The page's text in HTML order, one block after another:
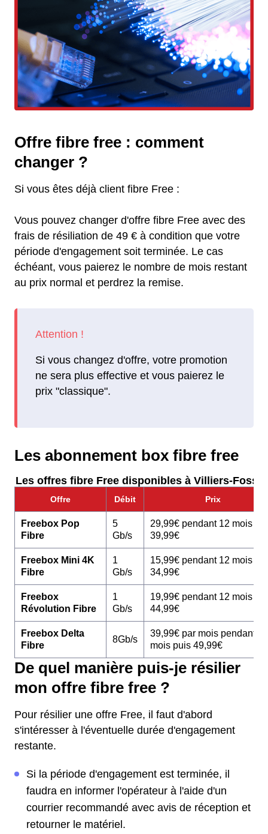
Offre fibre free : comment
changer ?
Si vous êtes déjà client fibre Free :
Vous pouvez changer d'offre fibre Free avec des
frais de résiliation de 49 € à condition que votre
période d'engagement soit terminée. Le cas
échéant, vous paierez le nombre de mois restant
au prix normal et perdrez la remise.
Si vous changez d'offre, votre promotion
ne sera plus effective et vous paierez le
prix "classique".
Les abonnement box fibre free
Les offres fibre Free disponibles à Villiers-
Offre Débit Prix
Freebox Pop
Fibre
5
Gb/s
29,99€ pendant 12 mois
39,99€
Freebox Mini 4K
Fibre
1
Gb/s
15,99€ pendant 12 mois
34,99€
Freebox
Révolution Fibre
1
Gb/s
19,99€ pendant 12 mois
44,99€
Freebox Delta
Fibre
8Gb/s
39,99€ par mois pendant 12
mois puis 49,99€
De quel manière puis-je résilier
mon offre fibre free ?
Pour résilier une offre Free, il faut d'abord
s'intéresser à l'éventuelle durée d'engagement
restante.
Si la période d'engagement est terminée, il
faudra en informer l'opérateur à l'aide d'un
courrier recommandé avec avis de réception et
retourner le matériel.